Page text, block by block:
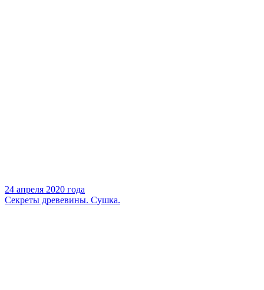
24 апреля 2020 года
Секреты древевины. Сушка.